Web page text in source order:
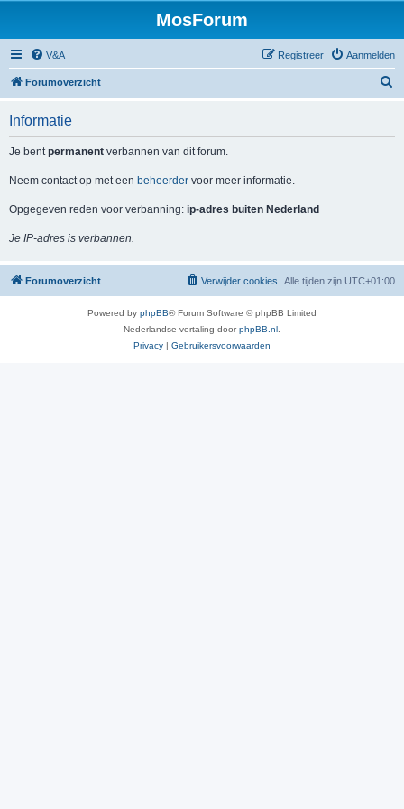
MosForum
V&A Aanmelden
Registreer
Forumoverzicht
Informatie
Je bentpermanent verbannen van dit forum.
Neem contact op met een beheerder voor meer informatie.
Opgegeven reden voor verbanning: ip-adres buiten Nederland
Je IP-adres is verbannen.
Forumoverzicht Alle tijden zijn UTC+01:00
Verwijder cookies
Powered by phpBB® Forum Software © phpBB Limited
Nederlandse vertaling doorphpBB.nl
Privacy | Gebruikersvoorwaarden